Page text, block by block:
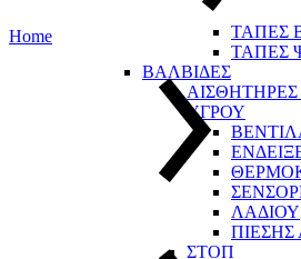
ΤΑΠΕΣ
ΤΑΠΕΣ
ΒΑΛΒΙΔΕΣ
ΥΓΡΟΥ
ΛΑΔΙΟΥ
ΠΙΕΣΗΣ
ΣΤΟΠ
Home